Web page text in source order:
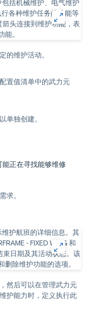
的维护活动。
置值清单中的武力元
单独创建。
正在寻找能够维修
求。
然后可以在管理武力元
护能力时，定义执行此